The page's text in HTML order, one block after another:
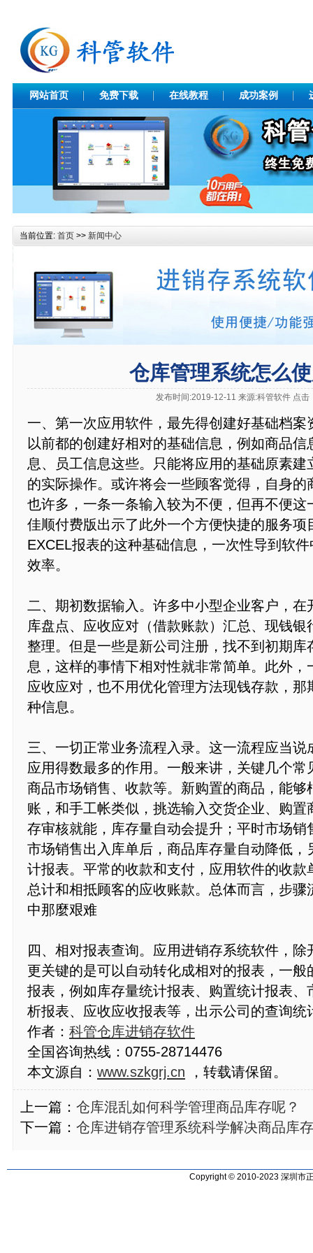
网站首页 免费下载 在线教程 成功案例
当前位置: 首页 >> 新闻中心
仓库管理系统怎么
发布时间:2019-12-11 来源:科管软件 点击
一、第一次应用软件，最先得创建好基础档
以前都的创建好相对的基础信息，例如商品
息、员工信息这些。只能将应用的基础原素
的实际操作。或许将会一些顾客觉得，自身
也许多，一条一条输入较为不便，但再不便
佳顺付费版出示了此外一个方便快捷的服务项
EXCEL报表的这种基础信息，一次性导到软
效率。
二、期初数据输入。许多中小型企业客户，
库盘点、应收应对（借款账款）汇总、现钱
整理。但是一些是新公司注册，找不到初期库
息，这样的事情下相对性就非常简单。此外
应收应对，也不用优化管理方法现钱存款，
种信息。
三、一切正常业务流程入录。这一流程应当
应用得数最多的作用。一般来讲，关键几个
商品市场销售、收款等。新购置的商品，能够
账，和手工帐类似，挑选输入交货企业、购
存审核就能，库存量自动会提升；平时市场
市场销售出入库单后，商品库存量自动降低
计报表。平常的收款和支付，应用软件的收
总计和相抵顾客的应收账款。总体而言，步
中那麼艰难
四、相对报表查询。应用进销存系统软件，
更关键的是可以自动转化成相对的报表，一
报表，例如库存量统计报表、购置统计报表
析报表、应收应收报表等，出示公司的查询统
作者： 科管仓库进销存软件
全国咨询热线：0755-28714476
本文源自： www.szkgrj.cn ，转载请保留。
上一篇： 仓库混乱如何科学管理商品库存呢？
下一篇： 仓库进销存管理系统科学解决商品库
Copyright © 2010-2023 深圳市